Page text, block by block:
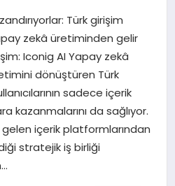
Türk girişim
zekâ üretiminden gelir
Iconig AI Yapay zekâ
dönüştüren Türk
sadece içerik
kazanmalarını da sağlıyor.
içerik platformlarından
stratejik iş birliği